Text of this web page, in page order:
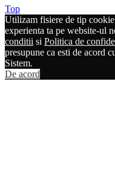
Top
Utilizam fisiere de tip
experienta ta pe website-ul
conditii si Politica de
presupune ca esti de acord
Sistem.
De acord